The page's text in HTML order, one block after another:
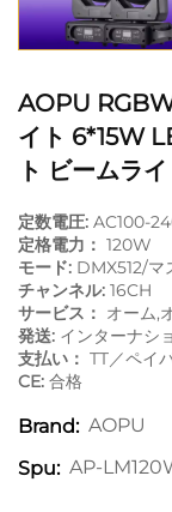
AOPU
イト 6*15W
ト ビームラ
定数電圧: AC100-
定格電力： 120W
モード: DMX512/マ
チャンネル: 16CH
サービス： オーム,
発送: インターナシ
支払い： TT／ペイ
CE: 合格
Brand: AOPU
Spu: AP-